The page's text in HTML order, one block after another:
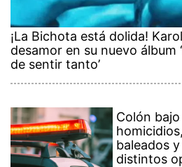
¡La Bichota está dolida!
desamor en su nuevo álbum
de sentir tanto’
Colón
baleados
distintos